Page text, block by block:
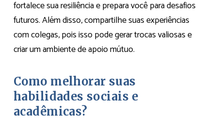
fortalece sua resiliência e prepara você para desafios
futuros. Além disso, compartilhe suas experiências
com colegas, pois isso pode gerar trocas valiosas e
criar um ambiente de apoio mútuo.
Como melhorar suas
habilidades sociais e
acadêmicas?